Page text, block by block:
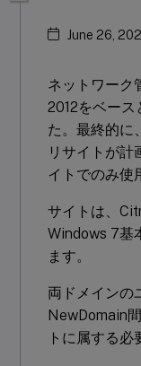
June 26,
ネットワーク
2012をベー
た。最終的に
リサイトが計
イトでのみ使
サイトは、
Windows 7基
ます。
両ドメインの
NewDomain
トに属する必